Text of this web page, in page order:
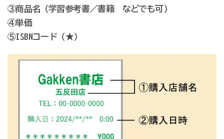
③商品名（学習参考書／書籍 などでも可）
④単価
⑤ISBNコード（★）